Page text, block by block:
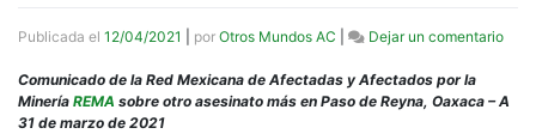
Publicada el 12/04/2021 por Otros Mundos AC Dejar un comentarioen
Comunicado de la Red Mexicana de Afectadas y Afectados por la
Minería REMA sobre otro asesinato más en Paso de Reyna, Oaxaca – A
31 de marzo de 2021